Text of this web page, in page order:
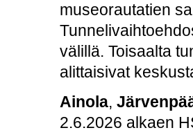
museorautatien
välillä. Toisaalta
alittaisivat
Ainola,
2.6.2026 alkaen